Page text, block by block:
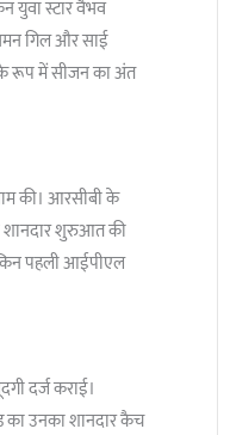
युवा स्टार वैभव
गिल और साई
के रूप में सीजन का अंत
की। आरसीबी के
शानदार शुरुआत की
पहली आईपीएल
दर्ज कराई।
उनका शानदार कैच